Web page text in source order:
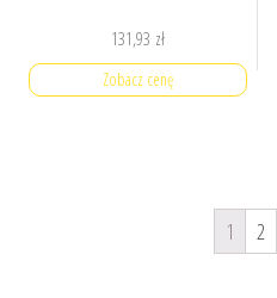
131,93 zł
Zobacz cenę
1 2